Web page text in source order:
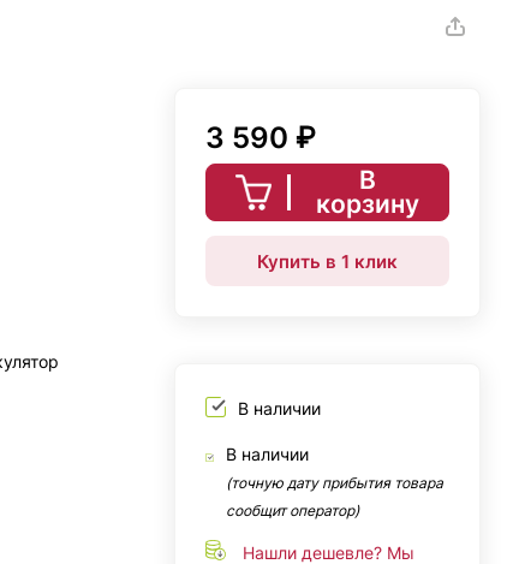
3 590 ₽
В
корзину
Купить в 1 клик
В наличии
В наличии
(точную дату прибытия товара
сообщит оператор)
Нашли дешевле? Мы